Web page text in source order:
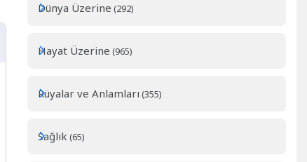
Dünya Üzerine (292)
Hayat Üzerine (965)
Rüyalar ve Anlamları (355)
Sağlık (65)